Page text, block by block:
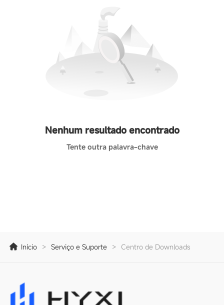
Nenhum resultado encontrado
Tente outra palavra-chave
Início > Serviço e Suporte > Centro de Downloads